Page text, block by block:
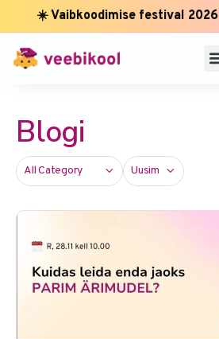
☀️ Vaibkoodimise festival 2026
Blogi